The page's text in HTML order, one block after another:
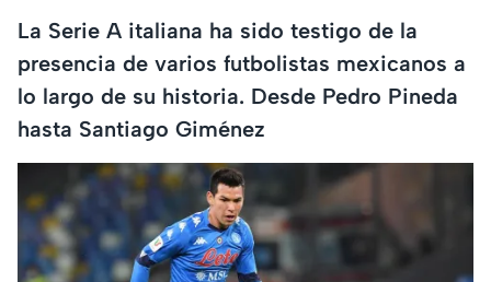
La Serie A italiana ha sido testigo de la
presencia de varios futbolistas mexicanos a
lo largo de su historia. Desde Pedro Pineda
hasta Santiago Giménez